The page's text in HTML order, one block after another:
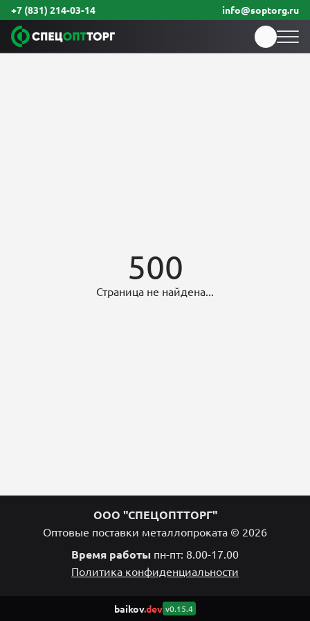
+7 (831) 214-03-14 info@soptorg.ru
500
Страница не найдена...
ООО "СПЕЦОПТТОРГ"
Оптовые поставки металлопроката © 2026
Время работы пн-пт: 8.00-17.00
Политика конфиденциальности
baikov.dev v0.15.4